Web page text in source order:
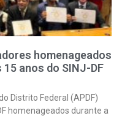
homenageados
anos do SINJ-DF
Distrito Federal (APDF)
homenageados durante a